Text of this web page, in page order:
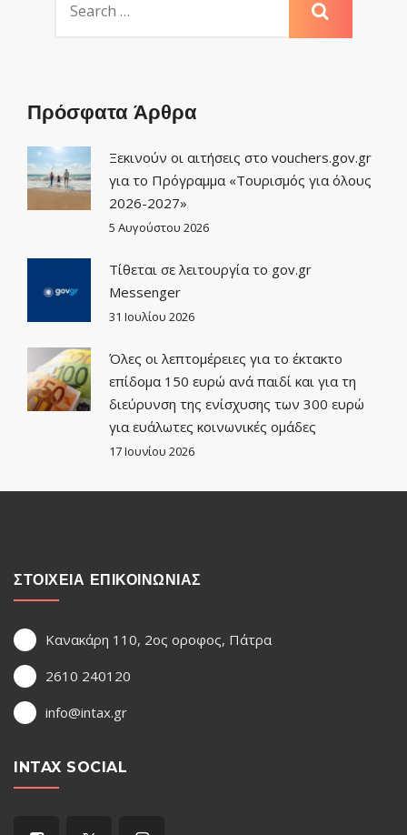
Πρόσφατα Άρθρα
Ξεκινούν οι αιτήσεις στο vouchers.gov.gr
για το Πρόγραμμα «Τουρισμός για όλους
2026-2027»
5 Αυγούστου 2026
Τίθεται σε λειτουργία το gov.gr
Μessenger
31 Ιουλίου 2026
Όλες οι λεπτομέρειες για το έκτακτο
επίδομα 150 ευρώ ανά παιδί και για τη
διεύρυνση της ενίσχυσης των 300 ευρώ
για ευάλωτες κοινωνικές ομάδες
17 Ιουνίου 2026
ΣΤΟΙΧΕΙΑ ΕΠΙΚΟΙΝΩΝΙΑΣ
Κανακάρη 110, 2ος οροφος, Πάτρα
2610 240120
info@intax.gr
INTAX SOCIAL